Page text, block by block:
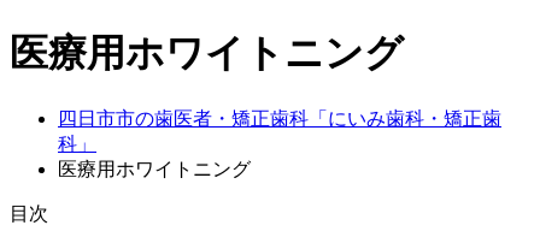
医療用ホワイトニング
四日市市の歯医者・矯正歯科「にいみ歯科・矯正歯
科」
医療用ホワイトニング
目次